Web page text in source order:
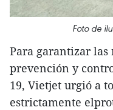
Foto de
Para garantizar las
prevención y
19, Vietjet urgió a
estrictamente